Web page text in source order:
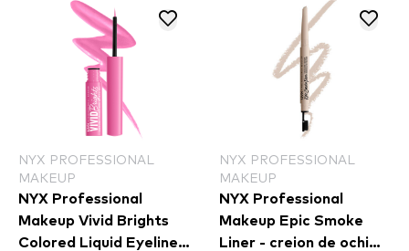
NYX PROFESSIONAL
MAKEUP
NYX Professional
Makeup Vivid Brights
Colored Liquid Eyeliner
NYX PROFESSIONAL
MAKEUP
NYX Professional
Makeup Epic Smoke
Liner - creion de ochi